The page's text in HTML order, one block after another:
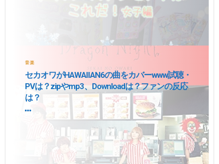
音楽
セカオワがHAWAIIAN6の曲をカバーwww試聴・
PVは？zipやmp3、Downloadは？ファンの反応
は？